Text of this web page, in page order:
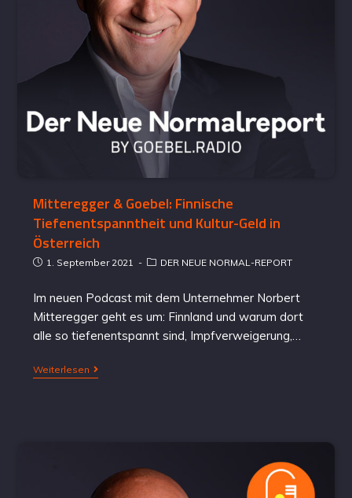
Mitteregger & Goebel: Finnische
Tiefenentspanntheit und Kultur-Geld in
Österreich
1. September 2021 DER NEUE NORMAL-REPORT
Im neuen Podcast mit dem Unternehmer Norbert
Mitteregger geht es um: Finnland und warum dort
alle so tiefenentspannt sind, Impfverweigerung,…
Weiterlesen